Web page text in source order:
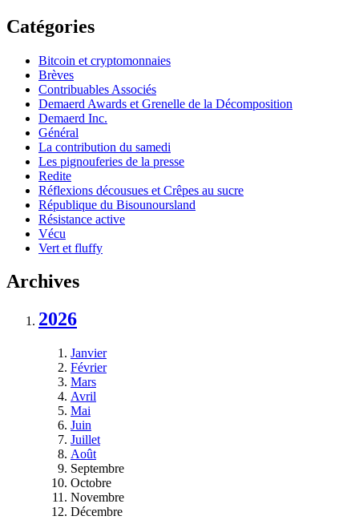
Catégories
Bitcoin et cryptomonnaies
Brèves
Contribuables Associés
Demaerd Awards et Grenelle de la Décomposition
Demaerd Inc.
Général
La contribution du samedi
Les pignouferies de la presse
Redite
Réflexions décousues et Crêpes au sucre
République du Bisounoursland
Résistance active
Vécu
Vert et fluffy
Archives
2026
Janvier
Février
Mars
Avril
Mai
Juin
Juillet
Août
Septembre
Octobre
Novembre
Décembre